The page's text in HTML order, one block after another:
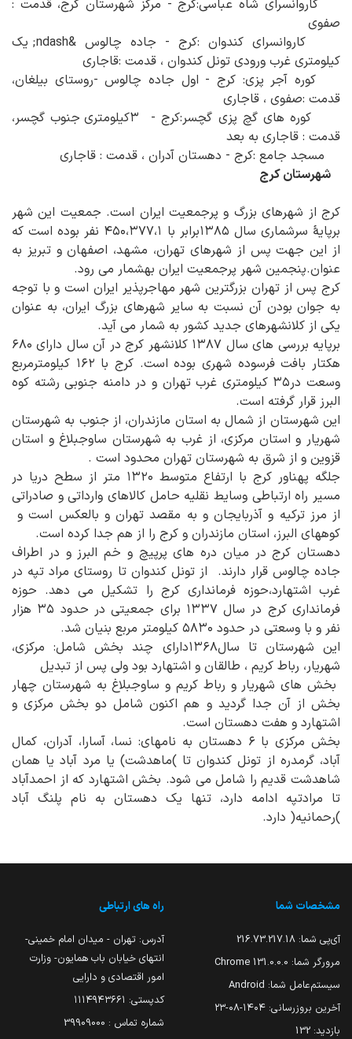
کاروانسرای شاه عباسی:کرج - مرکز شهرستان کرج، قدمت :
صفوی
کاروانسرای کندوان :کرج - جاده چالوس &ndash; یک
کیلومتری غرب ورودی تونل کندوان ، قدمت :قاجاری
کوره آجر پزی: کرج - اول جاده چالوس -روستای بیلغان،
قدمت :صفوی ، قاجاری
کوره های گچ پزی گچسر:کرج - ۳کیلومتری جنوب گچسر،
قدمت : قاجاری به بعد
مسجد جامع :کرج - دهستان آدران ، قدمت : قاجاری
شهرستان کرج
کرج از شهرهای بزرگ و پرجمعیت ایران است. جمعیت این شهر
برپایهٔ سرشماری سال ۱۳۸۵برابر با ۴۵۰،۳۷۷،۱ نفر بوده است که
از این جهت پس از شهرهای تهران، مشهد، اصفهان و تبریز به
عنوان.پنجمین شهر پرجمعیت ایران بهشمار می رود.
کرج پس از تهران بزرگترین شهر مهاجرپذیر ایران است و با توجه
به جوان بودن آن نسبت به سایر شهرهای بزرگ ایران، به عنوان
یکی از کلانشهرهای جدید کشور به شمار می آید.
برپایه بررسی های سال ۱۳۸۷ کلانشهر کرج در آن سال دارای ۶۸۰
هکتار بافت فرسوده شهری بوده است. کرج با ۱۶۲ کیلومترمربع
وسعت در۳۵ کیلومتری غرب تهران و در دامنه جنوبی رشته کوه
البرز قرار گرفته است.
این شهرستان از شمال به استان مازندران، از جنوب به شهرستان
شهریار و استان مرکزی، از غرب به شهرستان ساوجبلاغ و استان
قزوین و از شرق به شهرستان تهران محدود است .
جلگه پهناور کرج با ارتفاع متوسط ۱۳۲۰ متر از سطح دریا در
مسیر راه ارتباطی وسایط نقلیه حامل کالاهای وارداتی و صادراتی
از مرز ترکیه و آذربایجان و به مقصد تهران و بالعکس است و
کوههای البرز، استان مازندران و کرج را از هم جدا کرده است.
دهستان کرج در میان دره های پرپیچ و خم البرز و در اطراف
جاده چالوس قرار دارند. از تونل کندوان تا روستای مراد تپه در
غرب اشتهارد،حوزه فرمانداری کرج را تشکیل می دهد. حوزه
فرمانداری کرج در سال ۱۳۳۷ برای جمعیتی در حدود ۳۵ هزار
نفر و با وسعتی در حدود ۵۸۳۰ کیلومتر مربع بنیان شد.
این شهرستان تا سال۱۳۶۸دارای چند بخش شامل: مرکزی،
شهریار، رباط کریم ، طالقان و اشتهارد بود ولی پس از تبدیل
بخش های شهریار و رباط کریم و ساوجبلاغ به شهرستان چهار
بخش از آن جدا گردید و هم اکنون شامل دو بخش مرکزی و
اشتهارد و هفت دهستان است.
بخش مرکزی با ۶ دهستان به نامهای: نسا، آسارا، آدران، کمال
آباد، گرمدره از تونل کندوان تا )ماهدشت) یا مرد آباد یا همان
شاهدشت قدیم را شامل می شود. بخش اشتهارد که از احمدآباد
تا مرادتپه ادامه دارد، تنها یک دهستان به نام پلنگ آباد
)رحمانیه( دارد.
مشخصات شما
آی‌پی شما: 216.73.217.18
مرورگر شما: 131.0.0.0 Chrome
سیستم‌عامل شما: Android
آخرین بروزرسانی: ۱۴۰۴-۰۸-۲۳
بازدید: 132
راه های ارتباطی
آدرس: تهران - میدان امام خمینی-
انتهای خیابان باب همایون- وزارت
امور اقتصادی و دارایی
کدپستی: ۱۱۱۴۹۴۳۶۶۱
شماره تماس : 39909000